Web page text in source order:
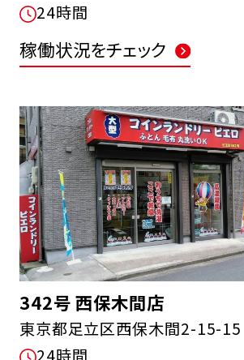
24時間
稼働状況をチェック
342号 西保木間店
東京都足立区西保木間2-15-15
24時間